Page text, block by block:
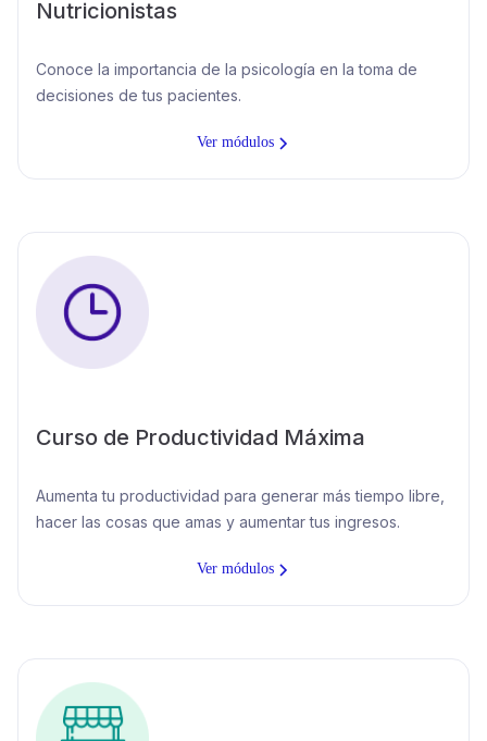
Nutricionistas
Conoce la importancia de la psicología en la toma de
decisiones de tus pacientes.
Ver módulos
Curso de Productividad Máxima
Aumenta tu productividad para generar más tiempo libre,
hacer las cosas que amas y aumentar tus ingresos.‍
Ver módulos